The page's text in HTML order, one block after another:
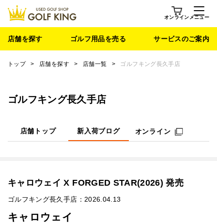
オンライン メニュー
店舗を探す ゴルフ用品を売る サービスのご案内
トップ > 店舗を探す > 店舗一覧 > ゴルフキング長久手店
ゴルフキング長久手店
店舗トップ 新入荷ブログ オンライン
キャロウェイ X FORGED STAR(2026) 発売
ゴルフキング長久手店：2026.04.13
キャロウェイ